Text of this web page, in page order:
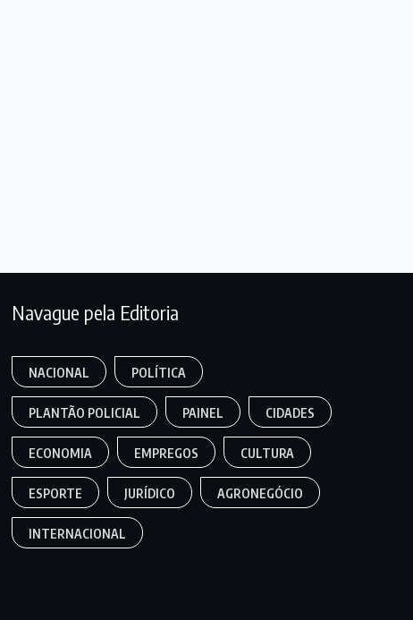
Navague pela Editoria
NACIONAL POLÍTICA
PLANTÃO POLICIAL PAINEL CIDADES
ECONOMIA EMPREGOS CULTURA
ESPORTE JURÍDICO AGRONEGÓCIO
INTERNACIONAL